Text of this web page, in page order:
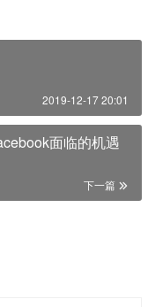
2019-12-17 20:01
面临的机遇
下一篇